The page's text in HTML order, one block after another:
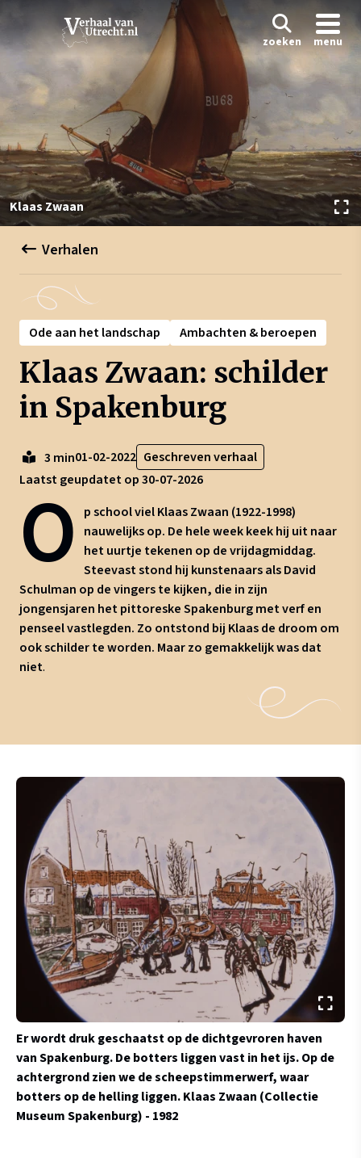
zoeken menu
Klaas Zwaan
Verhalen
Ode aan het landschap Ambachten & beroepen
Klaas Zwaan: schilder
in Spakenburg
3 min01-02-2022 Geschreven verhaal
Laatst geupdatet op 30-07-2026
O
p school viel Klaas Zwaan (1922-1998)
nauwelijks op. De hele week keek hij uit naar
het uurtje tekenen op de vrijdagmiddag.
Steevast stond hij kunstenaars als David
Schulman op de vingers te kijken, die in zijn
jongensjaren het pittoreske Spakenburg met verf en
penseel vastlegden. Zo ontstond bij Klaas de droom om
ook schilder te worden. Maar zo gemakkelijk was dat
niet.
Er wordt druk geschaatst op de dichtgevroren haven
van Spakenburg. De botters liggen vast in het ijs. Op de
achtergrond zien we de scheepstimmerwerf, waar
botters op de helling liggen.Klaas Zwaan (Collectie
Museum Spakenburg) - 1982